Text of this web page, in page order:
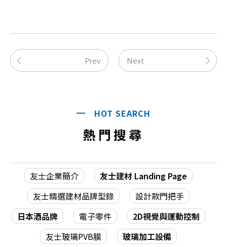
Prev Next
HOT SEARCH
熱門搜尋
友士企業簡介
友士建材 Landing Page
友士精選建材品牌型錄
設計款門把手
日本酒品牌
電子零件
2D視覺與運動控制
友士玻璃PVB膜
玻璃加工設備